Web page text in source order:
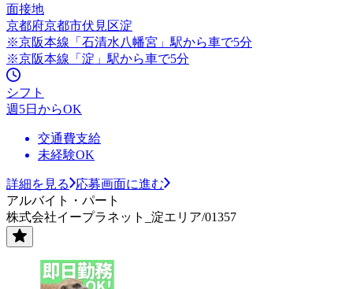
面接地
京都府京都市伏見区淀
※京阪本線「石清水八幡宮」駅から車で5分
※京阪本線「淀」駅から車で5分
シフト
週5日からOK
交通費支給
未経験OK
詳細を見る
応募画面に進む
アルバイト・パート
株式会社イープラネット_淀エリア/01357